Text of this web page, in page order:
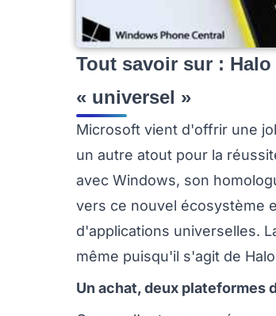
Tout savoir sur :
« universel »
Microsoft vient d'offrir une
un autre atout pour la
avec Windows, son
vers ce nouvel écosystème
d'applications universelles.
même puisqu'il s'agit de
Un achat, deux plateformes